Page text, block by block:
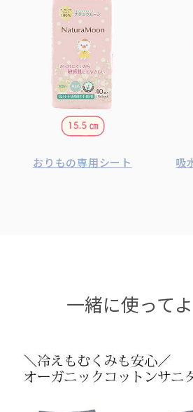
おりもの専用シート 吸
一緒に使って